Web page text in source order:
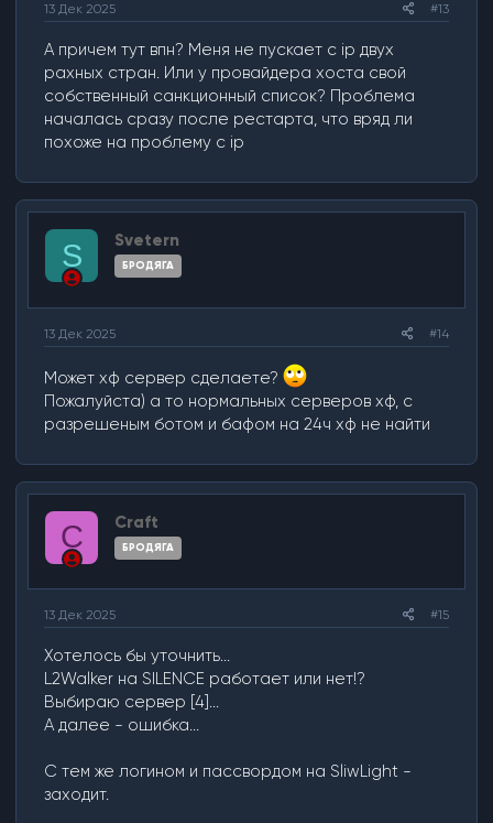
13 Дек 2025 #13
А причем тут впн? Меня не пускает с ip двух
рахных стран. Или у провайдера хоста свой
собственный санкционный список? Проблема
началась сразу после рестарта, что вряд ли
похоже на проблему с ip
S Svetern
БРОДЯГА
13 Дек 2025 #14
Может хф сервер сделаете?
Пожалуйста) а то нормальных серверов хф, с
разрешеным ботом и бафом на 24ч хф не найти
C Craft
БРОДЯГА
13 Дек 2025 #15
Хотелось бы уточнить...
L2Walker на SILENCE работает или нет!?
Выбираю сервер [4]...
А далее - ошибка...
С тем же логином и пассвордом на SliwLight -
заходит.